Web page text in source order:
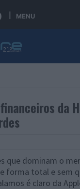
MENU
da
que dominam o
forma total e sem
é claro da